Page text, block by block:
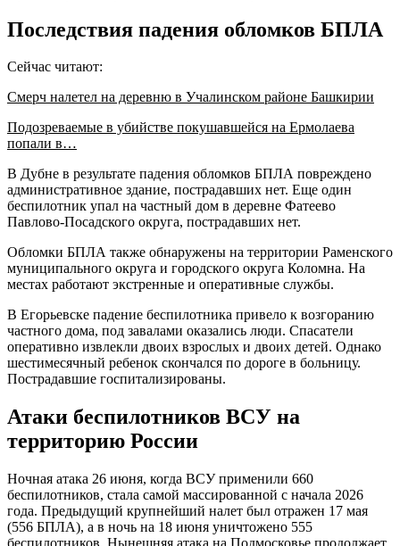
Последствия падения обломков БПЛА
Сейчас читают:
Смерч налетел на деревню в Учалинском районе Башкирии
Подозреваемые в убийстве покушавшейся на Ермолаева
попали в…
В Дубне в результате падения обломков БПЛА повреждено
административное здание, пострадавших нет. Еще один
беспилотник упал на частный дом в деревне Фатеево
Павлово-Посадского округа, пострадавших нет.
Обломки БПЛА также обнаружены на территории Раменского
муниципального округа и городского округа Коломна. На
местах работают экстренные и оперативные службы.
В Егорьевске падение беспилотника привело к возгоранию
частного дома, под завалами оказались люди. Спасатели
оперативно извлекли двоих взрослых и двоих детей. Однако
шестимесячный ребенок скончался по дороге в больницу.
Пострадавшие госпитализированы.
Атаки беспилотников ВСУ на
территорию России
Ночная атака 26 июня, когда ВСУ применили 660
беспилотников, стала самой массированной с начала 2026
года. Предыдущий крупнейший налет был отражен 17 мая
(556 БПЛА), а в ночь на 18 июня уничтожено 555